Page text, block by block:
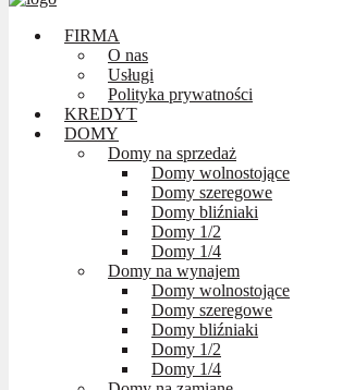
FIRMA
O nas
Usługi
Polityka prywatności
KREDYT
DOMY
Domy na sprzedaż
Domy wolnostojące
Domy szeregowe
Domy bliźniaki
Domy 1/2
Domy 1/4
Domy na wynajem
Domy wolnostojące
Domy szeregowe
Domy bliźniaki
Domy 1/2
Domy 1/4